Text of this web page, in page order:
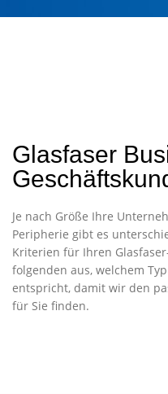
Glasfaser
Je nach Größe Ihre
Peripherie gibt es
Kriterien für Ihren
folgenden aus, welchem
entspricht, damit wir den
für Sie finden.